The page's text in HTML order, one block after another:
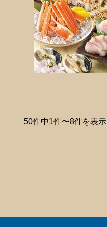
50件中1件〜8件を表示